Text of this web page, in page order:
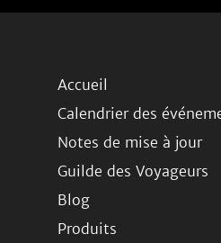
Accueil
Calendrier des
Notes de mise à jour
Guilde des Voyageurs
Blog
Produits